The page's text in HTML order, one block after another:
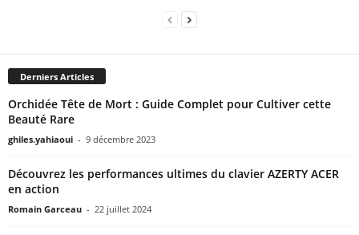
Derniers Articles
Orchidée Tête de Mort : Guide Complet pour Cultiver cette
Beauté Rare
ghiles.yahiaoui - 9 décembre 2023
Découvrez les performances ultimes du clavier AZERTY ACER
en action
Romain Garceau - 22 juillet 2024